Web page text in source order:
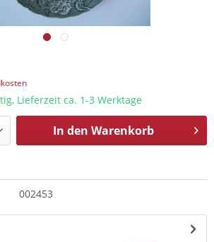
Lieferzeit ca. 1-3 Werktage
In den Warenkorb
002453